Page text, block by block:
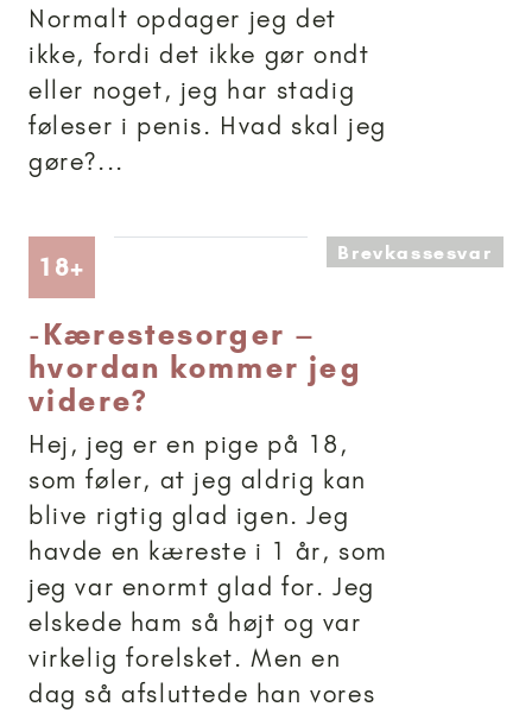
Normalt opdager jeg det
ikke, fordi det ikke gør ondt
eller noget, jeg har stadig
føleser i penis. Hvad skal jeg
gøre?...
18+ Artikler anbefalet til 18+Brevkassesvar
-Kærestesorger –
hvordan kommer jeg
videre?
Hej, jeg er en pige på 18,
som føler, at jeg aldrig kan
blive rigtig glad igen. Jeg
havde en kæreste i 1 år, som
jeg var enormt glad for. Jeg
elskede ham så højt og var
virkelig forelsket. Men en
dag så afsluttede han vores